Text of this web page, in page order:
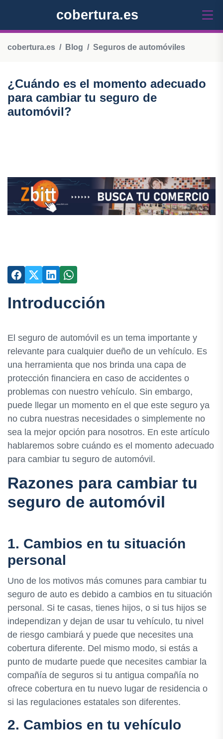
cobertura.es
cobertura.es Blog Seguros de automóviles
¿Cuándo es el momento adecuado
para cambiar tu seguro de
automóvil?
Introducción
El seguro de automóvil es un tema importante y
relevante para cualquier dueño de un vehículo. Es
una herramienta que nos brinda una capa de
protección financiera en caso de accidentes o
problemas con nuestro vehículo. Sin embargo,
puede llegar un momento en el que este seguro ya
no cubra nuestras necesidades o simplemente no
sea la mejor opción para nosotros. En este artículo
hablaremos sobre cuándo es el momento adecuado
para cambiar tu seguro de automóvil.
Razones para cambiar tu
seguro de automóvil
1. Cambios en tu situación
personal
Uno de los motivos más comunes para cambiar tu
seguro de auto es debido a cambios en tu situación
personal. Si te casas, tienes hijos, o si tus hijos se
independizan y dejan de usar tu vehículo, tu nivel
de riesgo cambiará y puede que necesites una
cobertura diferente. Del mismo modo, si estás a
punto de mudarte puede que necesites cambiar la
compañía de seguros si tu antigua compañía no
ofrece cobertura en tu nuevo lugar de residencia o
si las regulaciones estatales son diferentes.
2. Cambios en tu vehículo